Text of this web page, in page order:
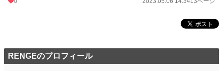
RENGEのプロフィール